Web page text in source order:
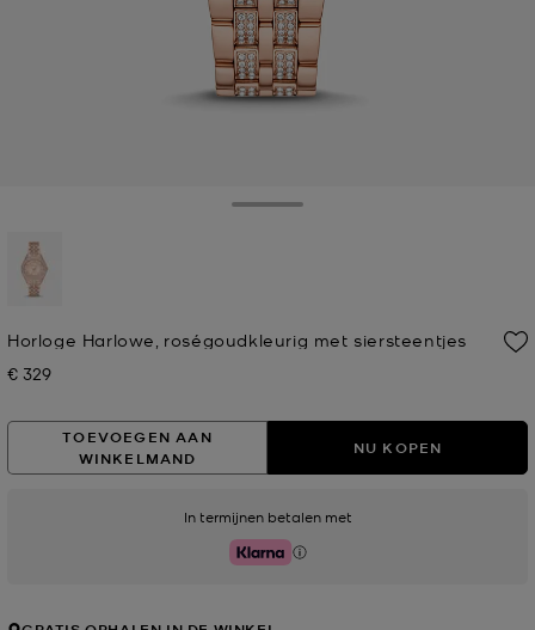
Horloge Harlowe, roségoudkleurig met siersteentjes
Nu
€ 329
TOEVOEGEN AAN
WINKELMAND
NU KOPEN
In termijnen betalen met
Klarna